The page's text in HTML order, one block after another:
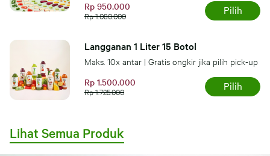
Rp 950.000
Rp 1.080.000 Pilih
Langganan 1 Liter 15 Botol
Maks. 10x antar | Gratis ongkir jika pilih pick-up
Rp 1.500.000
Rp 1.725.000 Pilih
Lihat Semua Produk